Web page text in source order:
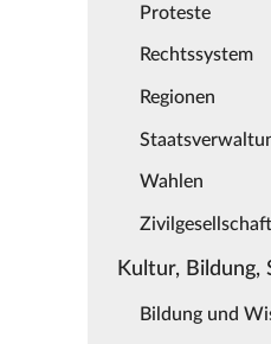
Proteste
Rechtssystem
Regionen
Wahlen
Zivilgesellschaft
Kultur, Bildung,
Bildung und